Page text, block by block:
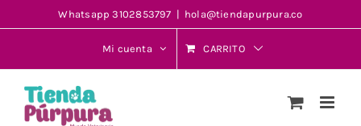
al
Whatsapp 3102853797 | hola@tiendapurpura.co
Mi cuenta CARRITO